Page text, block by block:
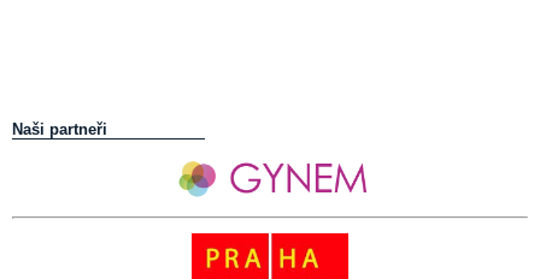
Naši partneři